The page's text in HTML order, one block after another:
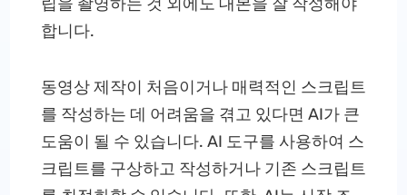
합니다.
동영상 제작이 처음이거나 매력적인 스크립트
를 작성하는 데 어려움을 겪고 있다면 AI가 큰
도움이 될 수 있습니다. AI 도구를 사용하여 스
크립트를 구상하고 작성하거나 기존 스크립트